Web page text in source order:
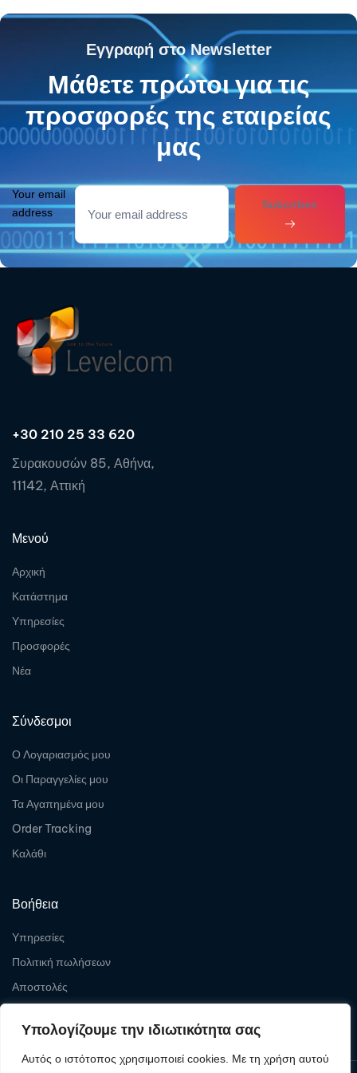
Υπολογίζουμε την ιδιωτικότητα σας
Αυτός ο ιστότοπος χρησιμοποιεί cookies. Με τη χρήση αυτού
Εγγραφή στο Newsletter
Μάθετε πρώτοι για τις
προσφορές της εταιρείας
μας
Your email
address
Subcribes
+30 210 25 33 620
Συρακουσών 85, Αθήνα,
11142, Αττική
Μενού
Αρχική
Κατάστημα
Υπηρεσίες
Προσφορές
Νέα
Σύνδεσμοι
Ο Λογαριασμός μου
Οι Παραγγελίες μου
Τα Αγαπημένα μου
Order Tracking
Καλάθι
Βοήθεια
Υπηρεσίες
Πολιτική πωλήσεων
Αποστολές